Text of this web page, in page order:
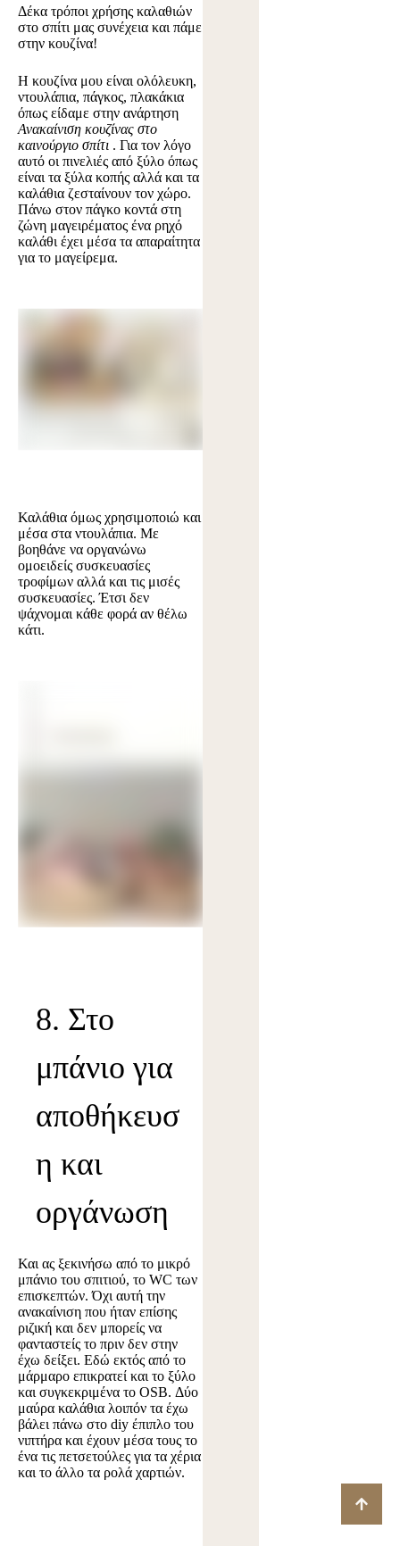
Δέκα τρόποι χρήσης καλαθιών
στο σπίτι μας συνέχεια και πάμε
στην κουζίνα!
Η κουζίνα μου είναι ολόλευκη,
ντουλάπια, πάγκος, πλακάκια
όπως είδαμε στην ανάρτηση
Ανακαίνιση κουζίνας στο
καινούργιο σπίτι . Για τον λόγο
αυτό οι πινελιές από ξύλο όπως
είναι τα ξύλα κοπής αλλά και τα
καλάθια ζεσταίνουν τον χώρο.
Πάνω στον πάγκο κοντά στη
ζώνη μαγειρέματος ένα ρηχό
καλάθι έχει μέσα τα απαραίτητα
για το μαγείρεμα.
Καλάθια όμως χρησιμοποιώ και
μέσα στα ντουλάπια. Με
βοηθάνε να οργανώνω
ομοειδείς συσκευασίες
τροφίμων αλλά και τις μισές
συσκευασίες. Έτσι δεν
ψάχνομαι κάθε φορά αν θέλω
κάτι.
8. Στο
μπάνιο για
αποθήκευσ
η και
οργάνωση
Και ας ξεκινήσω από το μικρό
μπάνιο του σπιτιού, το WC των
επισκεπτών. Όχι αυτή την
ανακαίνιση που ήταν επίσης
ριζική και δεν μπορείς να
φανταστείς το πριν δεν στην
έχω δείξει. Εδώ εκτός από το
μάρμαρο επικρατεί και το ξύλο
και συγκεκριμένα το OSB. Δύο
μαύρα καλάθια λοιπόν τα έχω
βάλει πάνω στο diy έπιπλο του
νιπτήρα και έχουν μέσα τους το
ένα τις πετσετούλες για τα χέρια
και το άλλο τα ρολά χαρτιών.